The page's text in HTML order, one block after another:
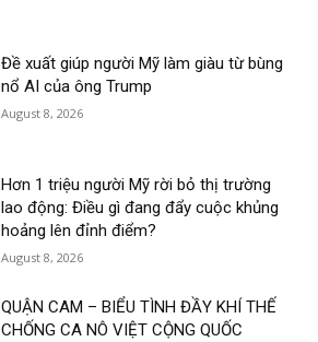
Đề xuất giúp người Mỹ làm giàu từ bùng
nổ AI của ông Trump
August 8, 2026
Hơn 1 triệu người Mỹ rời bỏ thị trường
lao động: Điều gì đang đẩy cuộc khủng
hoảng lên đỉnh điểm?
August 8, 2026
QUẬN CAM – BIỂU TÌNH ĐẦY KHÍ THẾ
CHỐNG CA NÔ VIỆT CỘNG QUỐC